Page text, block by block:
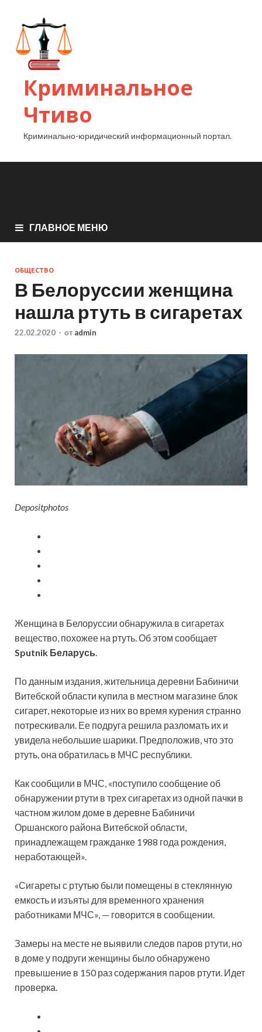
Криминальное
Чтиво
Криминально-юридический информационный портал.
ГЛАВНОЕ МЕНЮ
ОБЩЕСТВО
В Белоруссии женщина
нашла ртуть в сигаретах
22.02.2020 - от admin
Depositphotos
Женщина в Белоруссии обнаружила в сигаретах
вещество, похожее на ртуть. Об этом сообщает
Sputnik Беларусь
По данным издания, жительница деревни Бабиничи
Витебской области купила в местном магазине блок
сигарет, некоторые из них во время курения странно
потрескивали. Ее подруга решила разломать их и
увидела небольшие шарики. Предположив, что это
ртуть, она обратилась в МЧС республики.
Как сообщили в МЧС, «поступило сообщение об
обнаружении ртути в трех сигаретах из одной пачки в
частном жилом доме в деревне Бабиничи
Оршанского района Витебской области,
принадлежащем гражданке 1988 года рождения,
неработающей».
«Сигареты с ртутью были помещены в стеклянную
емкость и изъяты для временного хранения
работниками МЧС», — говорится в сообщении.
Замеры на месте не выявили следов паров ртути, но
в доме у подруги женщины было обнаружено
превышение в 150 раз содержания паров ртути. Идет
проверка.